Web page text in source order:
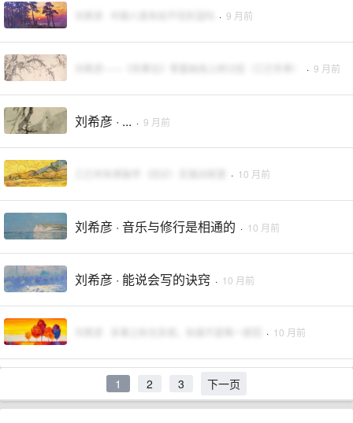
· 9 月前
· 9 月前
刘希彦 · ... · 9 月前
· 10 月前
刘希彦 · 音乐与修行是相通的 · 10 月前
刘希彦 · 能说会写的诀窍 · 10 月前
· 10 月前
1 2 3 下一页